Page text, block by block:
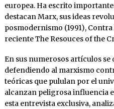
europea. Ha escrito
destacan Marx, sus ideas
posmodernismo (1991),
reciente The Resouces of the
En sus numerosos artículos se
defendiendo al marxismo
teóricas que pululan por el
alcanzan peligrosa influencia
esta entrevista exclusiva,